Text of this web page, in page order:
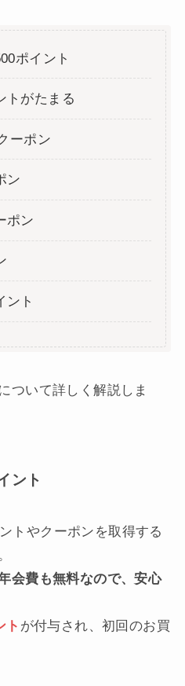
ポイント
トがたまる
ーポン
ン
ポン
ント
ついて詳しく解説しま
ント
トやクーポンを取得する
会費も無料なので、安心
ト が付与され、初回のお買